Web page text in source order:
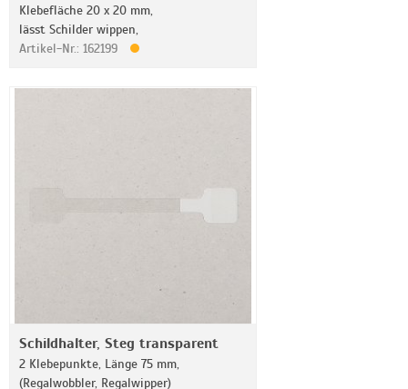
Klebefläche 20 x 20 mm,
lässt Schilder wippen,
Artikel-Nr.: 162199
Schildhalter, Steg transparent
2 Klebepunkte, Länge 75 mm,
(Regalwobbler, Regalwipper)